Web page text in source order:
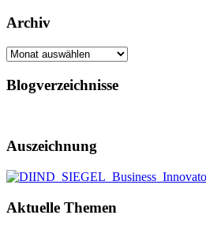
Archiv
Archiv
Blogverzeichnisse
Auszeichnung
Aktuelle Themen